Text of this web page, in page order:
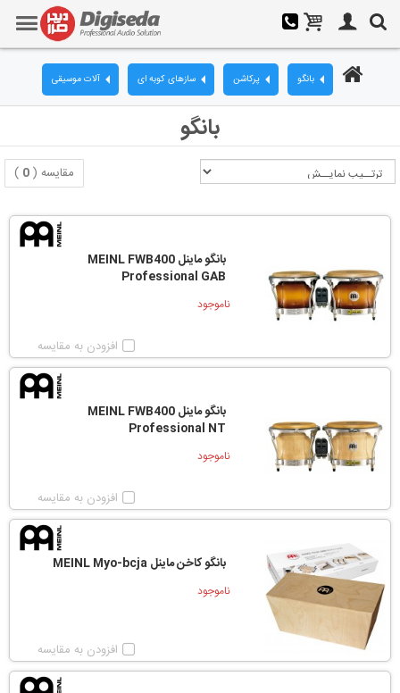
آلات موسیقی سازهای کوبه ای پرکاشن بانگو
بانگو
مقایسه (0
)
بانگو ماینل MEINL FWB400
Professional GAB
ناموجود
افزودن به مقایسه
بانگو ماینل MEINL FWB400
Professional NT
ناموجود
افزودن به مقایسه
بانگو کاخن ماینل MEINL Myo-bcja
ناموجود
افزودن به مقایسه